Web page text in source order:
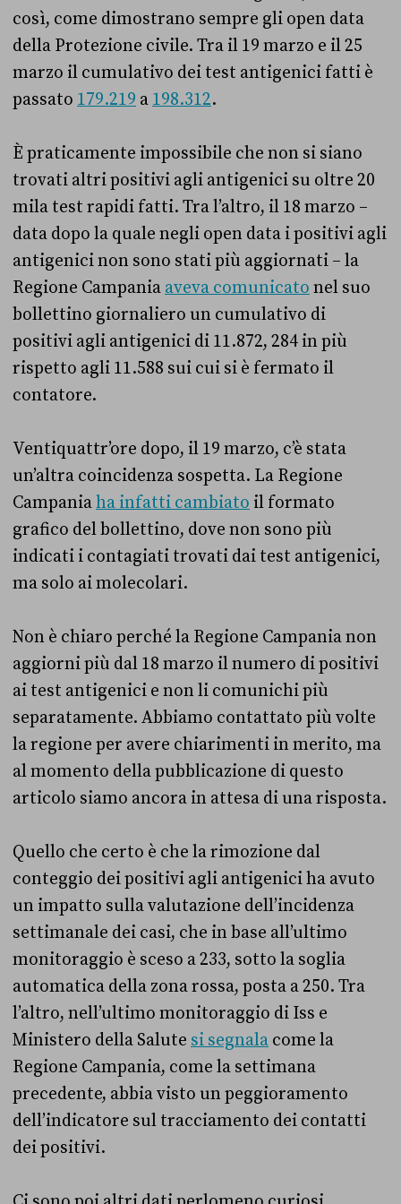
così, come dimostrano sempre gli open data
della Protezione civile. Tra il 19 marzo e il 25
marzo il cumulativo dei test antigenici fatti è
passato 179.219 a 198.312.
È praticamente impossibile che non si siano
trovati altri positivi agli antigenici su oltre 20
mila test rapidi fatti. Tra l’altro, il 18 marzo –
data dopo la quale negli open data i positivi agli
antigenici non sono stati più aggiornati – la
Regione Campania aveva comunicato nel suo
bollettino giornaliero un cumulativo di
positivi agli antigenici di 11.872, 284 in più
rispetto agli 11.588 sui cui si è fermato il
contatore.
Ventiquattr’ore dopo, il 19 marzo, c’è stata
un’altra coincidenza sospetta. La Regione
Campaniaha infatti cambiato il formato
grafico del bollettino, dove non sono più
indicati i contagiati trovati dai test antigenici,
ma solo ai molecolari.
Non è chiaro perché la Regione Campania non
aggiorni più dal 18 marzo il numero di positivi
ai test antigenici e non li comunichi più
separatamente. Abbiamo contattato più volte
la regione per avere chiarimenti in merito, ma
al momento della pubblicazione di questo
articolo siamo ancora in attesa di una risposta.
Quello che certo è che la rimozione dal
conteggio dei positivi agli antigenici ha avuto
un impatto sulla valutazione dell’incidenza
settimanale dei casi, che in base all’ultimo
monitoraggio è sceso a 233, sotto la soglia
automatica della zona rossa, posta a 250. Tra
l’altro, nell’ultimo monitoraggio di Iss e
Ministero della Salute si segnala come la
Regione Campania, come la settimana
precedente, abbia visto un peggioramento
dell’indicatore sul tracciamento dei contatti
dei positivi.